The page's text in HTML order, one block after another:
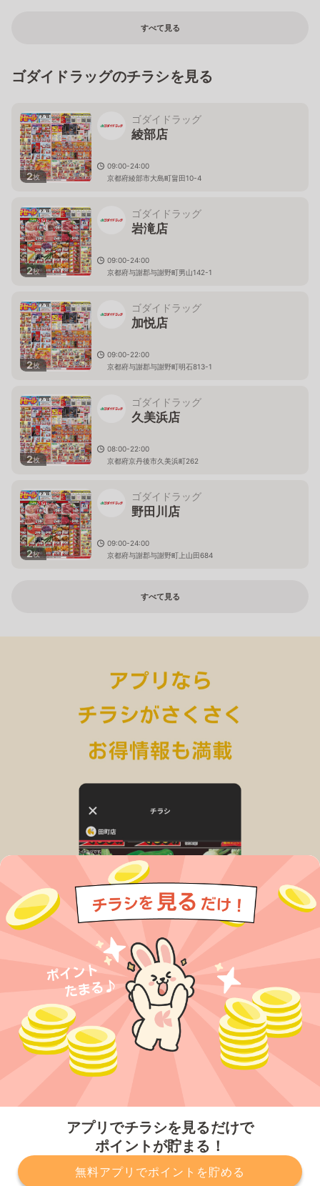
アプリでチラシを見るだけで
ポイントが貯まる！
無料アプリでポイントを貯める
すべて見る
ゴダイドラッグのチラシを見る
2枚
ゴダイドラッグ
綾部店
09:00-24:00
京都府綾部市大島町畠田10-4
2枚
ゴダイドラッグ
岩滝店
09:00-24:00
京都府与謝郡与謝野町男山142-1
2枚
ゴダイドラッグ
加悦店
09:00-22:00
京都府与謝郡与謝野町明石813-1
2枚
ゴダイドラッグ
久美浜店
08:00-22:00
京都府京丹後市久美浜町262
2枚
ゴダイドラッグ
野田川店
09:00-24:00
京都府与謝郡与謝野町上山田684
すべて見る